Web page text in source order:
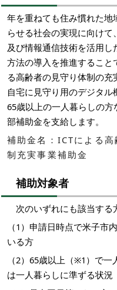
年を重ねても住み慣れた地
らせる社会の実現に向けて
及び情報通信技術を活用し
方法の導入を推進すること
る高齢者の見守り体制の充
自宅に見守り用のデジタル
65歳以上の一人暮らしの方
部補助金を支給します。
補助金名：ICTによる高
制充実事業補助金
補助対象者
次のいずれにも該当する
（1）申請日時点で米子市
いる方
（2） 65歳以上（※1）で一
は一人暮らしに準ずる状